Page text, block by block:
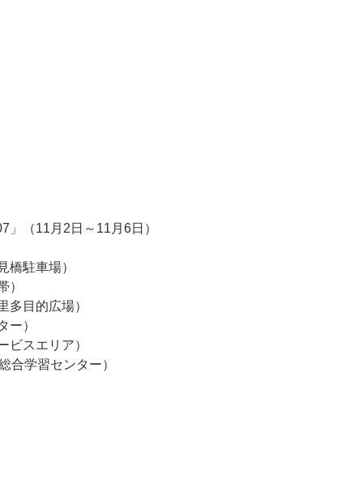
（11月2日～11月6日）
駐車場）
多目的広場）
）
スエリア）
学習センター）